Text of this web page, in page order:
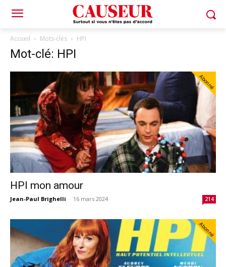
Accueil Mots-clés HPI
Mot-clé: HPI
Abonné
HPI mon amour
Jean-Paul Brighelli - 16 mars 2024 214
Abonné